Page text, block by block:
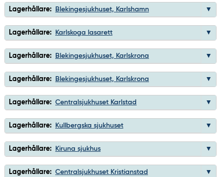
Lagerhållare: Blekingesjukhuset, Karlshamn
Lagerhållare: Karlskoga lasarett
Lagerhållare: Blekingesjukhuset, Karlskrona
Lagerhållare: Blekingesjukhuset, Karlskrona
Lagerhållare: Centralsjukhuset Karlstad
Lagerhållare: Kullbergska sjukhuset
Lagerhållare: Kiruna sjukhus
Lagerhållare: Centralsjukhuset Kristianstad